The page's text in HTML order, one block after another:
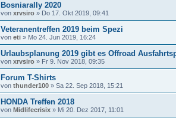
Bosniarally 2020
von xrvsiro » Do 17. Okt 2019, 09:41
Veteranentreffen 2019 beim Spezi
von eti » Mo 24. Jun 2019, 16:24
Urlaubsplanung 2019 gibt es Offroad
von xrvsiro » Fr 9. Nov 2018, 09:35
Forum T-Shirts
von thunder100 » Sa 22. Sep 2018, 15:21
HONDA Treffen 2018
von Midlifecrisix » Mi 20. Dez 2017, 11:01